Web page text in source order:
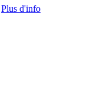
Plus d'info